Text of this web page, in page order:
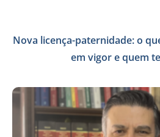
Nova licença-paternidade: o
em vigor e quem